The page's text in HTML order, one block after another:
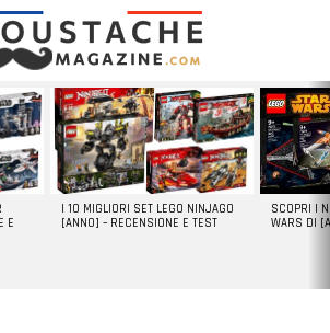
E
I 10 MIGLIORI SET LEGO NINJAGO
[ANNO] – RECENSIONE E TEST
SCOPRI I
WARS DI